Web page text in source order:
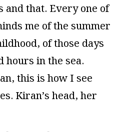
and that. Every one of
me of the summer
of those days
hours in the sea.
this is how I see
Kiran’s head, her